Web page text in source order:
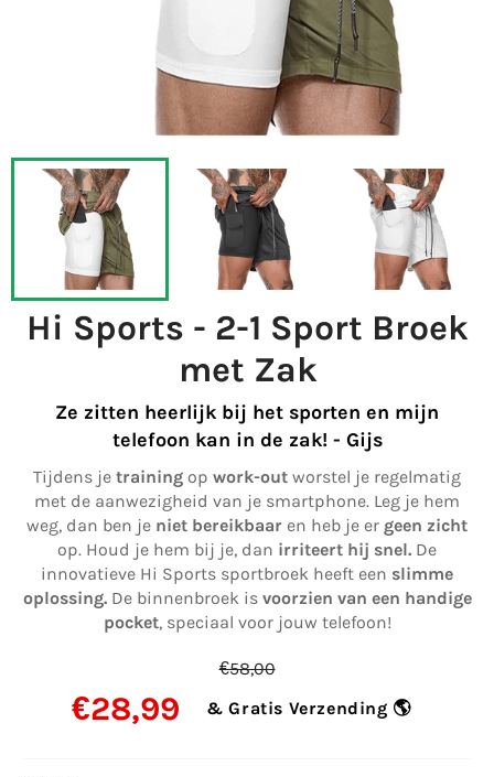
Hi Sports - 2-1 Sport Broek
met Zak
Ze zitten heerlijk bij het sporten en mijn
telefoon kan in de zak! - Gijs
Tijdens je training op work-out worstel je regelmatig
met de aanwezigheid van je smartphone. Leg je hem
weg, dan ben je niet bereikbaar en heb je er geen zicht
op. Houd je hem bij je, dan irriteert hij snel. De
innovatieve Hi Sports sportbroek heeft een slimme
oplossing.De binnenbroek is voorzien van een handige
pocket, speciaal voor jouw telefoon!
Normale
€58,00
€28,99 & Gratis Verzending 🌎